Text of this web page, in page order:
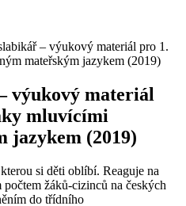
– výukový materiál pro 1.
mateřským jazykem (2019)
výukový materiál
mluvícími
jazykem (2019)
si děti oblíbí. Reaguje na
žáků-cizinců na českých
do třídního